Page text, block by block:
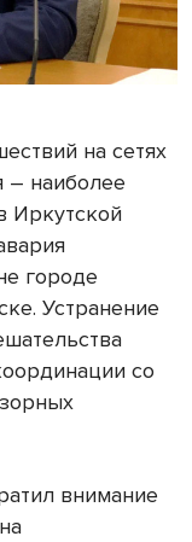
на сетях
– наиболее
Иркутской
городе
Устранение
со
внимание